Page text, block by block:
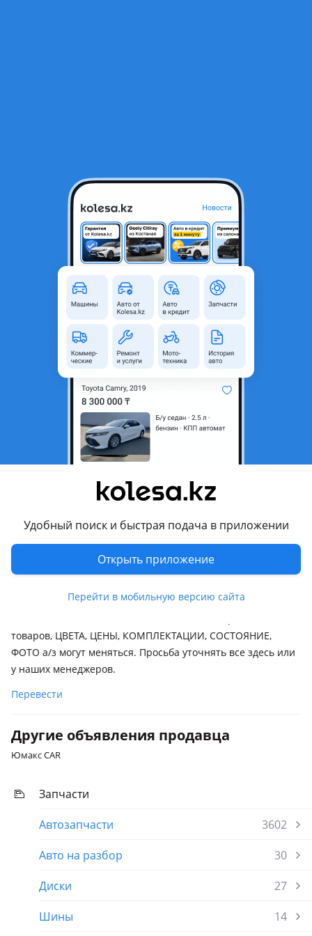
Удобный поиск и быстрая подача в приложении
Открыть приложение
Перейти в мобильную версию сайта
Крыло переднее Toyota Mark II 90
Караганда, Карагандинская
область
Б/y
Оригинальность
Оригинал
Комментарий продавца
Крыло переднее правое левое Toyota Mark II 90 Mark 2
GX90 JZX90. Оригинал! Контрактная автозапчасть из
Японии. Осуществляем отправку по регионам! По всем
интересующим вопросам, наличию и ценам обращайтесь
по телефонам к менеджеру ТОО "Юмакс Car" Отправка в
регионы! Цену уточняйте по телефону! Цвета,
комплектацию, номера запчастей и агрегатов уточняйте
по телефону! Внимание! Фотографии в объявлении могут
момент в наличии, потому что ассортимент постоянно
товаров, ЦВЕТА, ЦЕНЫ, КОМПЛЕКТАЦИИ, СОСТОЯНИЕ,
ФOТО а/з могут меняться. Просьба уточнять все здесь или
у наших менеджеров.
Перевести
Другие объявления продавца
Юмакс CAR
Запчасти
Автозапчасти
3602
Авто на разбор
30
Диски
27
Шины
14